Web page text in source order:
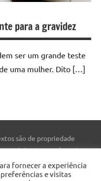
para a gravidez
ser um grande teste
uma mulher. Dito […]
são de propriedade
nomes e logotipos
empresas. Este site não
Inc. Este site não é
fornecer a experiência
e visitas